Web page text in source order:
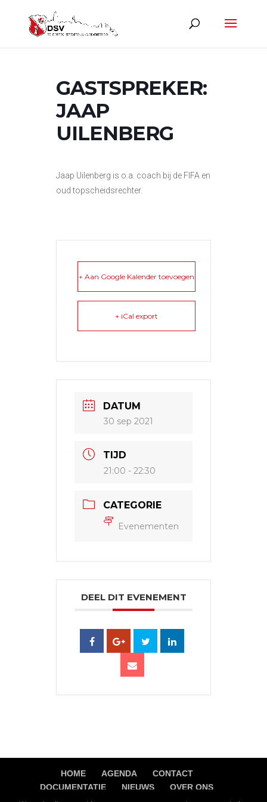
GASTSPREKER:
JAAP
UILENBERG
Jaap Uilenberg is o.a. coach bij de FIFA en
oud topscheidsrechter.
+ Aan Google Kalender toevoegen
+ iCal export
DATUM
30 sep 2021
TIJD
21:00 - 22:30
CATEGORIE
Evenementen
DEEL DIT EVENEMENT
HOME AGENDA
CONTACT
DOCUMENTATIE
NIEUWS
OVER ONS